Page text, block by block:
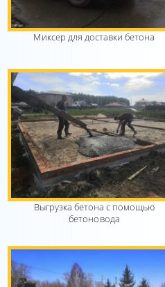
Миксер для доставки бетона
Выгрузка бетона с помощью
бетоновода